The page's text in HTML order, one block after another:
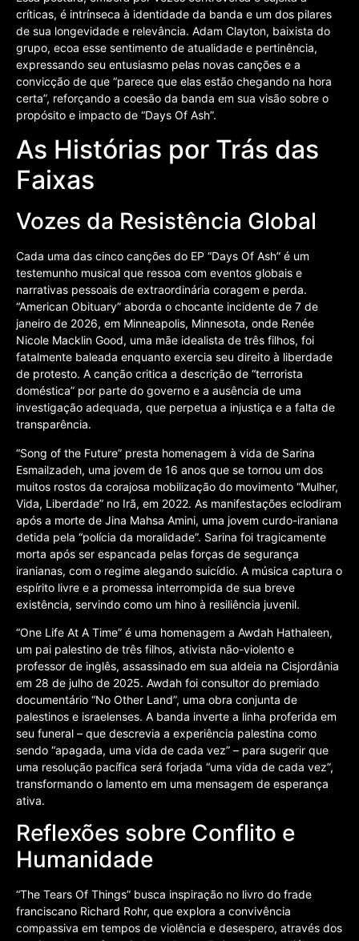
críticas, é intrínseca à identidade da banda e um dos pilares
de sua longevidade e relevância. Adam Clayton, baixista do
grupo, ecoa esse sentimento de atualidade e pertinência,
expressando seu entusiasmo pelas novas canções e a
convicção de que “parece que elas estão chegando na hora
certa”, reforçando a coesão da banda em sua visão sobre o
propósito e impacto de “Days Of Ash”.
As Histórias por Trás das
Faixas
Vozes da Resistência Global
Cada uma das cinco canções do EP “Days Of Ash” é um
testemunho musical que ressoa com eventos globais e
narrativas pessoais de extraordinária coragem e perda.
“American Obituary” aborda o chocante incidente de 7 de
janeiro de 2026, em Minneapolis, Minnesota, onde Renée
Nicole Macklin Good, uma mãe idealista de três filhos, foi
fatalmente baleada enquanto exercia seu direito à liberdade
de protesto. A canção critica a descrição de “terrorista
doméstica” por parte do governo e a ausência de uma
investigação adequada, que perpetua a injustiça e a falta de
transparência.
“Song of the Future” presta homenagem à vida de Sarina
Esmailzadeh, uma jovem de 16 anos que se tornou um dos
muitos rostos da corajosa mobilização do movimento “Mulher,
Vida, Liberdade” no Irã, em 2022. As manifestações eclodiram
após a morte de Jina Mahsa Amini, uma jovem curdo-iraniana
detida pela “polícia da moralidade”. Sarina foi tragicamente
morta após ser espancada pelas forças de segurança
iranianas, com o regime alegando suicídio. A música captura o
espírito livre e a promessa interrompida de sua breve
existência, servindo como um hino à resiliência juvenil.
“One Life At A Time” é uma homenagem a Awdah Hathaleen,
um pai palestino de três filhos, ativista não-violento e
professor de inglês, assassinado em sua aldeia na Cisjordânia
em 28 de julho de 2025. Awdah foi consultor do premiado
documentário “No Other Land”, uma obra conjunta de
palestinos e israelenses. A banda inverte a linha proferida em
seu funeral – que descrevia a experiência palestina como
sendo “apagada, uma vida de cada vez” – para sugerir que
uma resolução pacífica será forjada “uma vida de cada vez”,
transformando o lamento em uma mensagem de esperança
ativa.
Reflexões sobre Conflito e
Humanidade
“The Tears Of Things” busca inspiração no livro do frade
franciscano Richard Rohr, que explora a convivência
compassiva em tempos de violência e desespero, através dos